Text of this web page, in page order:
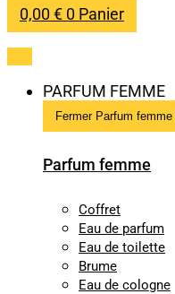
0,00€ 0 Panier
PARFUM FEMME
Fermer Parfum femme
Parfum femme
Coffret
Eau de parfum
Eau de toilette
Brume
Eau de cologne